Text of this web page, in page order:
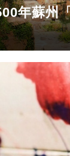
年蘇州